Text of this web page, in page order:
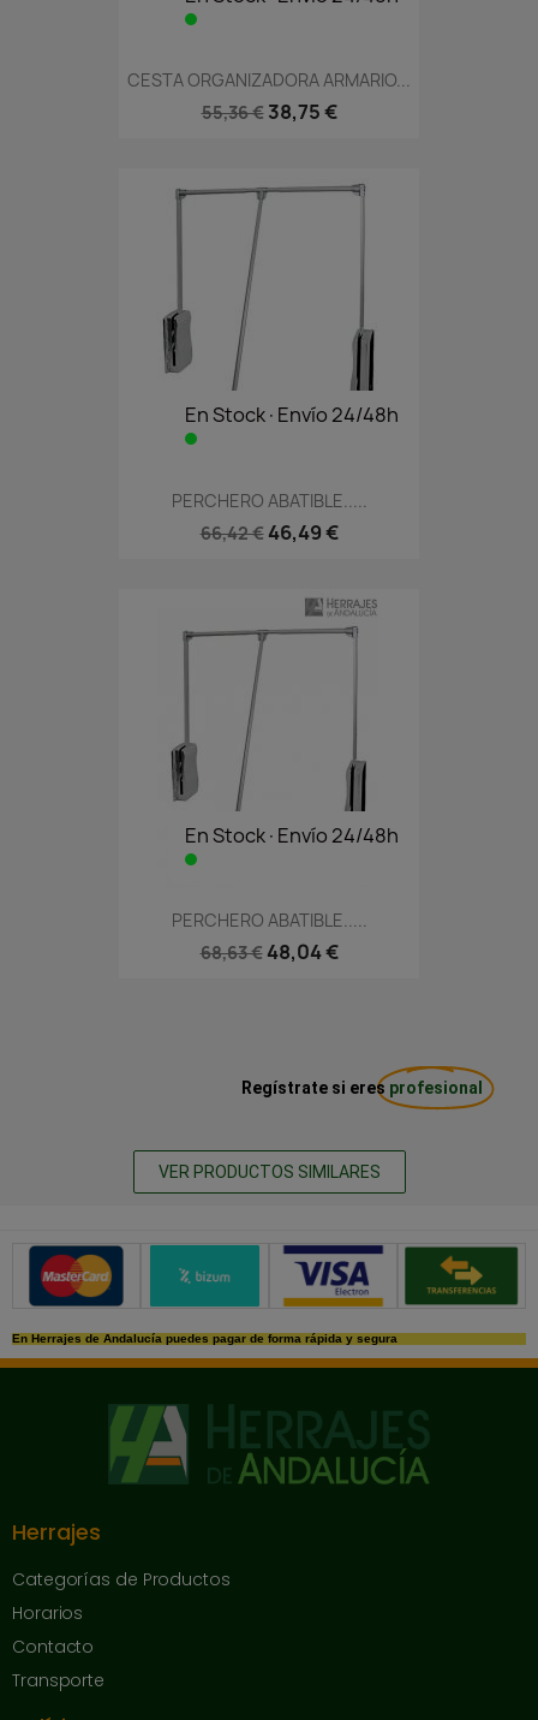
CESTA ORGANIZADORA ARMARIO...
55,36 € 38,75 €
En Stock·Envío 24/48h
PERCHERO ABATIBLE.....
66,42 € 46,49 €
En Stock·Envío 24/48h
PERCHERO ABATIBLE.....
68,63 € 48,04 €
Regístrate si eres profesional
VER PRODUCTOS SIMILARES
Métodos de pago seguros
En Herrajes de Andalucía puedes pagar de forma rápida y segura
Herrajes
Categorías de Productos
Horarios
Contacto
Transporte